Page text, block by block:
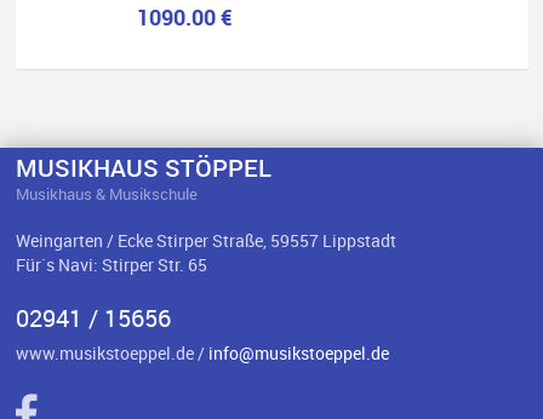
1090.00 €
MUSIKHAUS STÖPPEL
Musikhaus & Musikschule
Weingarten / Ecke Stirper Straße, 59557 Lippstadt
Für`s Navi: Stirper Str. 65
02941 / 15656
www.musikstoeppel.de / info@musikstoeppel.de